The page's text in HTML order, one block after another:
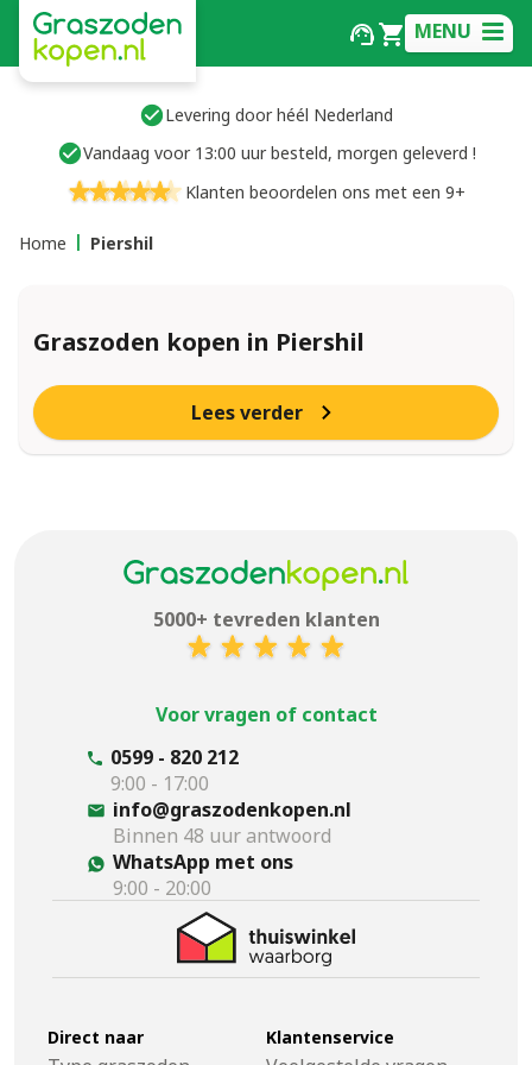
MENU
Levering door héél Nederland
Vandaag voor 13:00 uur besteld, morgen geleverd !
Klanten beoordelen ons met een 9+
Home Piershil
Graszoden kopen in Piershil
Lees verder
5000+ tevreden klanten
Voor vragen of contact
0599 - 820 212
9:00 - 17:00
info@graszodenkopen.nl
Binnen 48 uur antwoord
WhatsApp met ons
9:00 - 20:00
Direct naar Klantenservice